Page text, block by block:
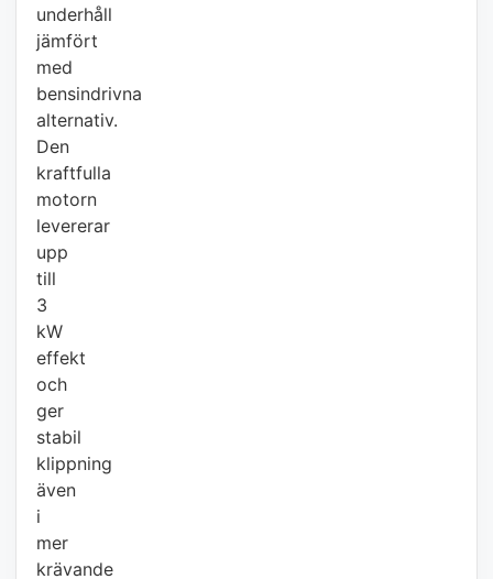
underhåll
jämfört
med
bensindrivna
alternativ.
Den
kraftfulla
motorn
levererar
upp
till
3
kW
effekt
och
ger
stabil
klippning
även
i
mer
krävande